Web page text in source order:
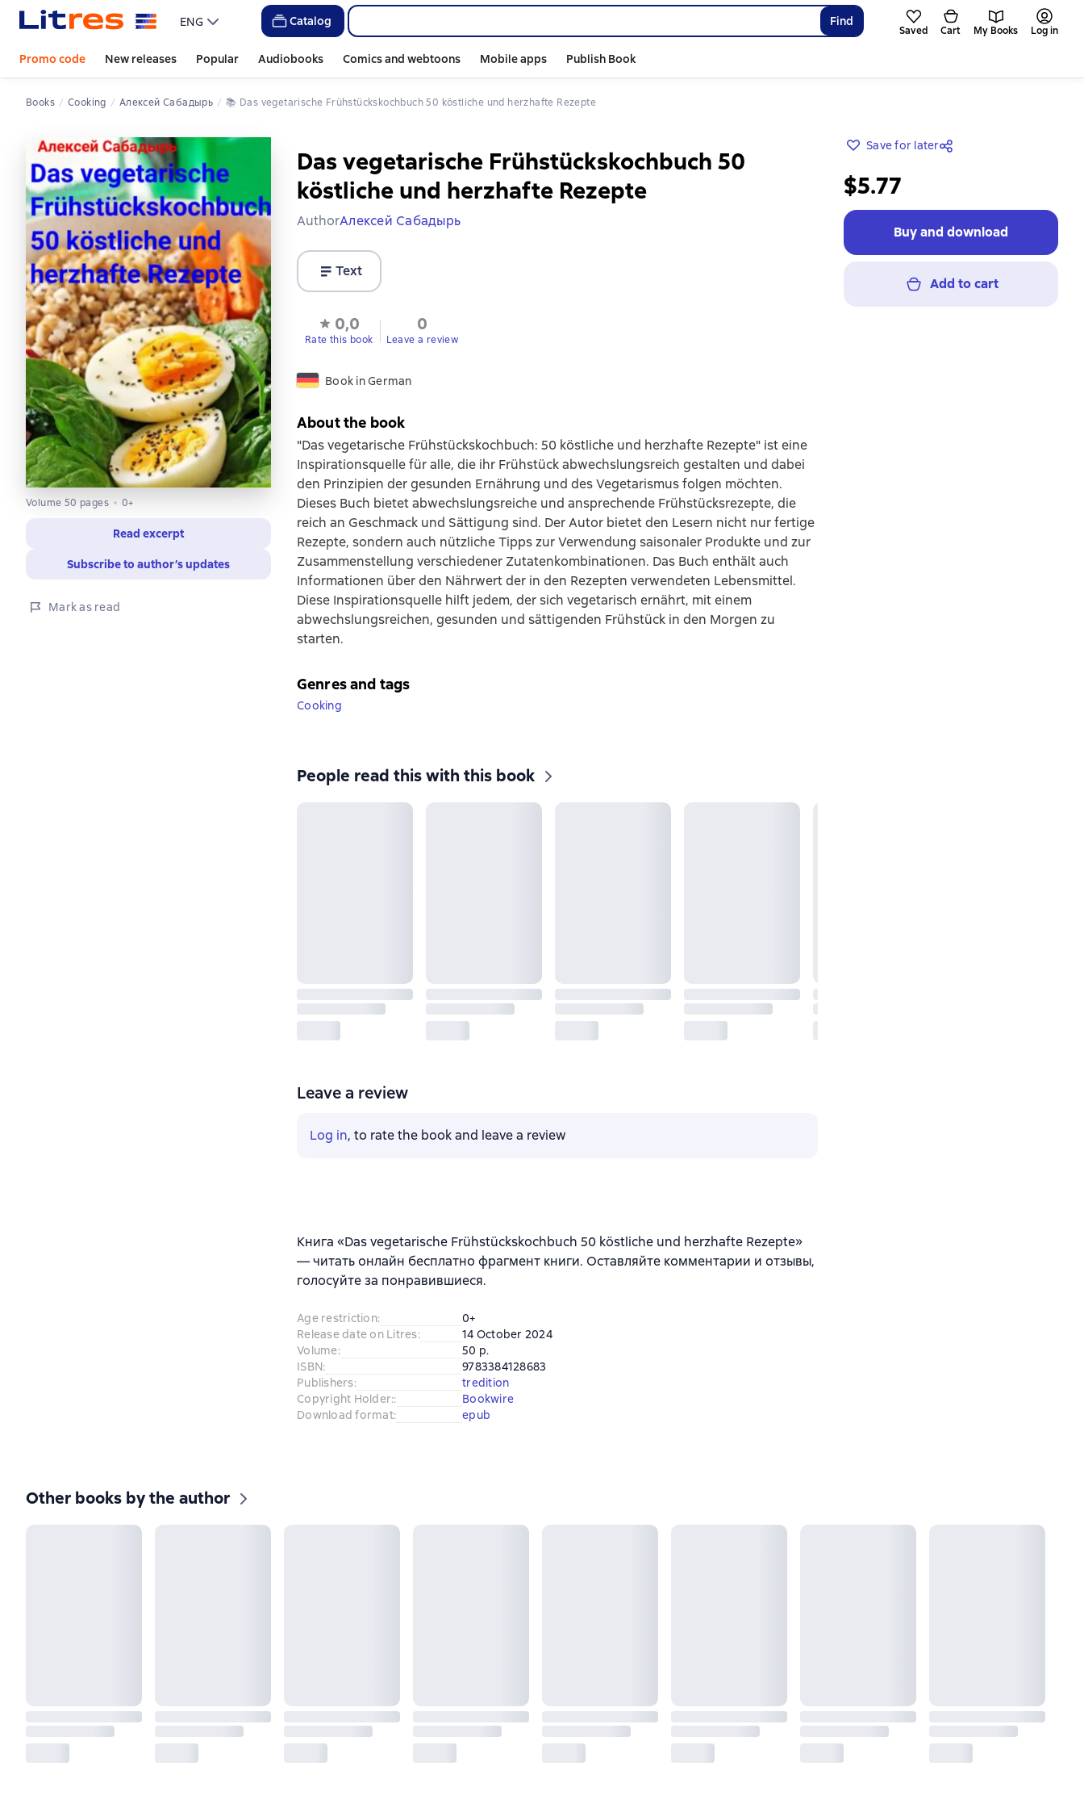
ENG Catalog Find
Saved Cart My Books Log in
Promo code New releases Popular Audiobooks Comics and webtoons Mobile apps Publish Book
Books Cooking Алексей Сабадырь 📚 Das vegetarische Frühstückskochbuch 50 köstliche und herzhafte Rezepte
Volume 50 pages 0+
Read excerpt
Subscribe to author’s updates
Mark as read
Das vegetarische Frühstückskochbuch 50
köstliche und herzhafte Rezepte
AuthorАлексей Сабадырь
Text
0,0
Rate this book
0
Leave a review
Book in German
Save for later
$5.77
Buy and download
Add to cart
About the book
"Das vegetarische Frühstückskochbuch: 50 köstliche und herzhafte Rezepte" ist eine
Inspirationsquelle für alle, die ihr Frühstück abwechslungsreich gestalten und dabei
den Prinzipien der gesunden Ernährung und des Vegetarismus folgen möchten.
Dieses Buch bietet abwechslungsreiche und ansprechende Frühstücksrezepte, die
reich an Geschmack und Sättigung sind. Der Autor bietet den Lesern nicht nur fertige
Rezepte, sondern auch nützliche Tipps zur Verwendung saisonaler Produkte und zur
Zusammenstellung verschiedener Zutatenkombinationen. Das Buch enthält auch
Informationen über den Nährwert der in den Rezepten verwendeten Lebensmittel.
Diese Inspirationsquelle hilft jedem, der sich vegetarisch ernährt, mit einem
abwechslungsreichen, gesunden und sättigenden Frühstück in den Morgen zu
starten.
Genres and tags
Cooking
People read this with this book
Leave a review
Log in, to rate the book and leave a review
Книга «Das vegetarische Frühstückskochbuch 50 köstliche und herzhafte Rezepte»
— читать онлайн бесплатно фрагмент книги. Оставляйте комментарии и отзывы,
голосуйте за понравившиеся.
Age restriction:
0+
Release date on Litres:
14 October 2024
Volume:
50 p.
ISBN:
9783384128683
Publishers:
tredition
Copyright Holder::
Bookwire
Download format: epub
Other books by the author